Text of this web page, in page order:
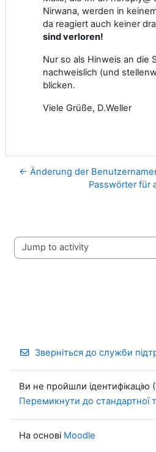
Nirwana, werden in
da reagiert auch keiner
sind verloren!
Nur so als Hinweis an die
nachweislich (und
blicken.
Viele Grüße, D.Weller
← Änderung der
Passwörter für
Jump to activity
Зверніться до служби
Ви не пройшли ідентифікацію (
Перемикнути до стандартної
На основі Moodle